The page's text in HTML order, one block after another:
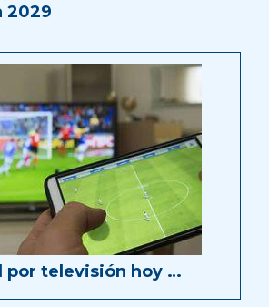
2029
por televisión hoy …